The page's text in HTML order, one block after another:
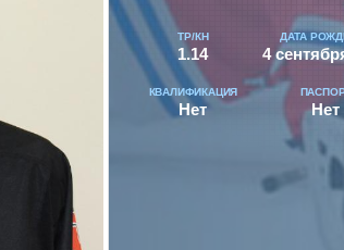
ТР/КН
1.14
ДАТА
4
КВАЛИФИКАЦИЯ
Нет Нет